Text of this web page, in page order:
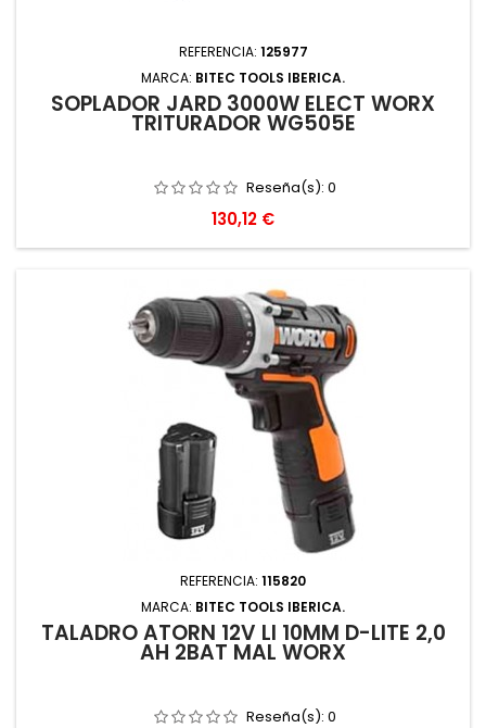
REFERENCIA: 125977
MARCA: BITEC TOOLS IBERICA.
SOPLADOR JARD 3000W ELECT WORX
TRITURADOR WG505E
Reseña(s): 0
Precio
130,12 €
REFERENCIA: 115820
MARCA: BITEC TOOLS IBERICA.
TALADRO ATORN 12V LI 10MM D-LITE 2,0
AH 2BAT MAL WORX
Reseña(s): 0